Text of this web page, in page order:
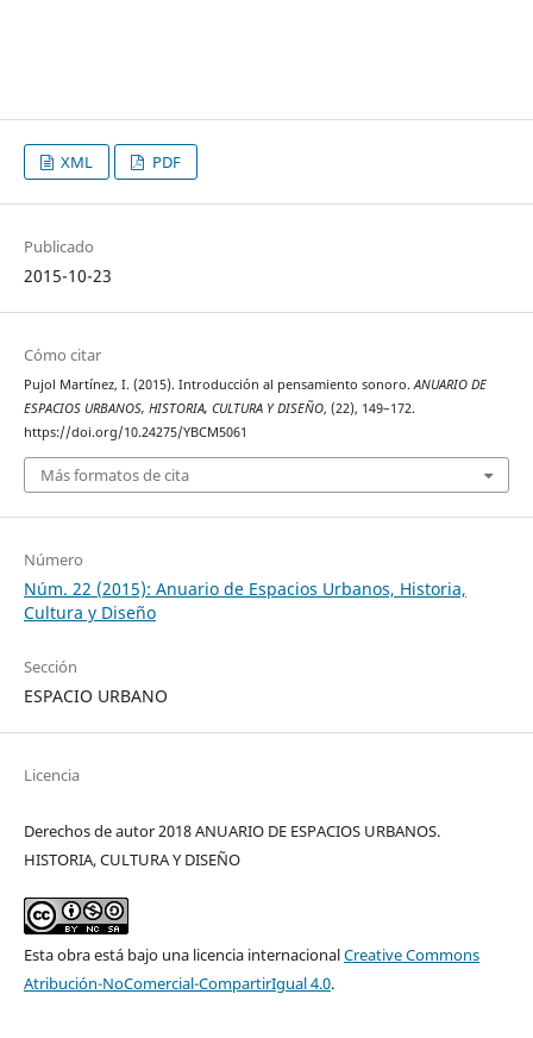
XML PDF
Publicado
2015-10-23
Cómo citar
Pujol Martínez, I. (2015). Introducción al pensamiento sonoro.ANUARIO DE
ESPACIOS URBANOS, HISTORIA, CULTURA Y DISEÑO, (22), 149–172.
https://doi.org/10.24275/YBCM5061
Más formatos de cita
Número
Núm. 22 (2015): Anuario de Espacios Urbanos, Historia,
Cultura y Diseño
Sección
ESPACIO URBANO
Licencia
Derechos de autor 2018 ANUARIO DE ESPACIOS URBANOS.
HISTORIA, CULTURA Y DISEÑO
Esta obra está bajo una licencia internacionalCreative Commons
Atribución-NoComercial-CompartirIgual 4.0.